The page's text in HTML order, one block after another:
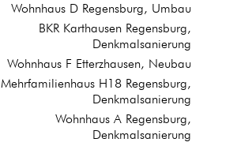
Wohnhaus D Regensburg, Umbau
BKR Karthausen Regensburg,
Denkmalsanierung
Wohnhaus F Etterzhausen, Neubau
Mehrfamilienhaus H18 Regensburg,
Denkmalsanierung
Wohnhaus A Regensburg,
Denkmalsanierung